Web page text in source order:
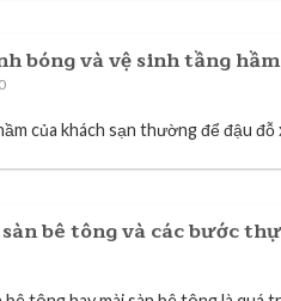
bóng và vệ sinh tầng
của khách sạn thường để đậu đỗ
bê tông và các bước